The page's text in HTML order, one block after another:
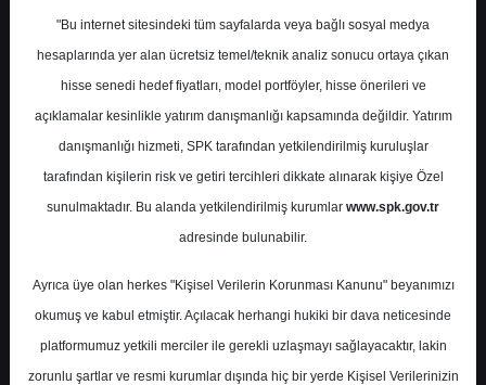
Ana Sayfa Raporlar
İnfo Yatırım
Rapor Detay
GYO NAD İskontoları
İnfo Yatırım 18 Ağustos 2025
"Bu internet sitesindeki tüm sayfalarda veya bağlı sosyal medya
hesaplarında yer alan ücretsiz temel/teknik analiz sonucu ortaya çıkan
hisse senedi hedef fiyatları, model portföyler, hisse önerileri ve
açıklamalar kesinlikle yatırım danışmanlığı kapsamında değildir. Yatırım
danışmanlığı hizmeti, SPK tarafından yetkilendirilmiş kuruluşlar
tarafından kişilerin risk ve getiri tercihleri dikkate alınarak kişiye Özel
sunulmaktadır. Bu alanda yetkilendirilmiş kurumlar www.spk.gov.tr
adresinde bulunabilir.
Ayrıca üye olan herkes "Kişisel Verilerin Korunması Kanunu" beyanımızı
okumuş ve kabul etmiştir. Açılacak herhangi hukiki bir dava neticesinde
platformumuz yetkili merciler ile gerekli uzlaşmayı sağlayacaktır, lakin
zorunlu şartlar ve resmi kurumlar dışında hiç bir yerde Kişisel Verilerinizin